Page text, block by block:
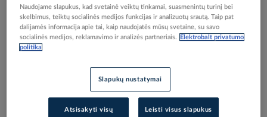
Prisijunkite, norėdami pamatyti kainas
Įtraukti į palyginimą
Naudojame slapukus, kad svetainė veiktų tinkamai, suasmenintų turinį bei
skelbimus, teiktų socialinės medijos funkcijas ir analizuotų srautą. Taip pat
dalijamės informacija apie tai, kaip naudojatės mūsų svetaine, su savo
socialinės medijos, reklamavimo ir analizės partneriais.
Elektrobalt privatumo
politika
Slapukų nustatymai
Atsisakyti visų Leisti visus slapukus